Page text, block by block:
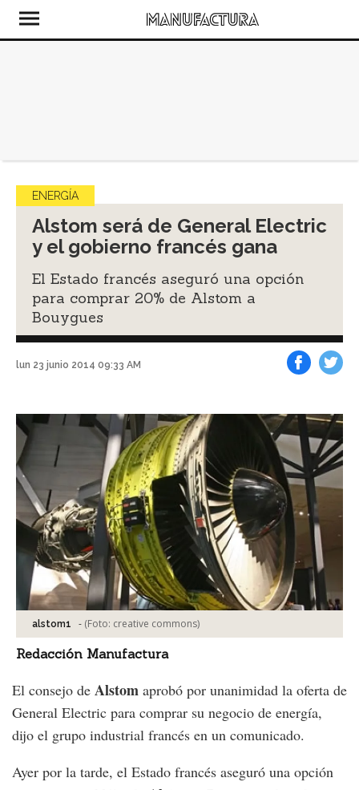
ENERGÍA
Alstom será de General Electric
y el gobierno francés gana
El Estado francés aseguró una opción
para comprar 20% de Alstom a
Bouygues
lun 23 junio 2014 09:33 AM
alstom1 - (Foto: creative commons)
Redacción Manufactura
El consejo de Alstom aprobó por unanimidad la oferta de
General Electric para comprar su negocio de energía,
dijo el grupo industrial francés en un comunicado.
Ayer por la tarde, el Estado francés aseguró una opción